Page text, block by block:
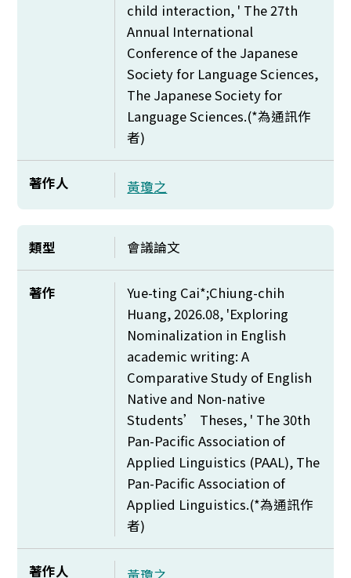
child interaction, ' The 27th
Annual International
Conference of the Japanese
Society for Language Sciences,
The Japanese Society for
Language Sciences.(*為通訊作
者)
著作人 黃瓊之
類型 會議論文
著作
Yue-ting Cai*;Chiung-chih
Huang, 2026.08, 'Exploring
Nominalization in English
academic writing: A
Comparative Study of English
Native and Non-native
Students’ Theses, ' The 30th
Pan-Pacific Association of
Applied Linguistics (PAAL), The
Pan-Pacific Association of
Applied Linguistics.(*為通訊作
者)
著作人